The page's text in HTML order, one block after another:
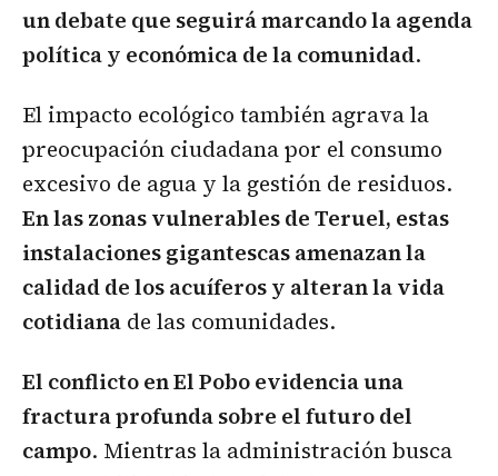
un debate que seguirá marcando la agenda
política y económica de la comunidad.
El impacto ecológico también agrava la
preocupación ciudadana por el consumo
excesivo de agua y la gestión de residuos.
En las zonas vulnerables de Teruel, estas
instalaciones gigantescas amenazan la
calidad de los acuíferos y alteran la vida
cotidiana de las comunidades.
El conflicto en El Pobo evidencia una
fractura profunda sobre el futuro del
campo. Mientras la administración busca